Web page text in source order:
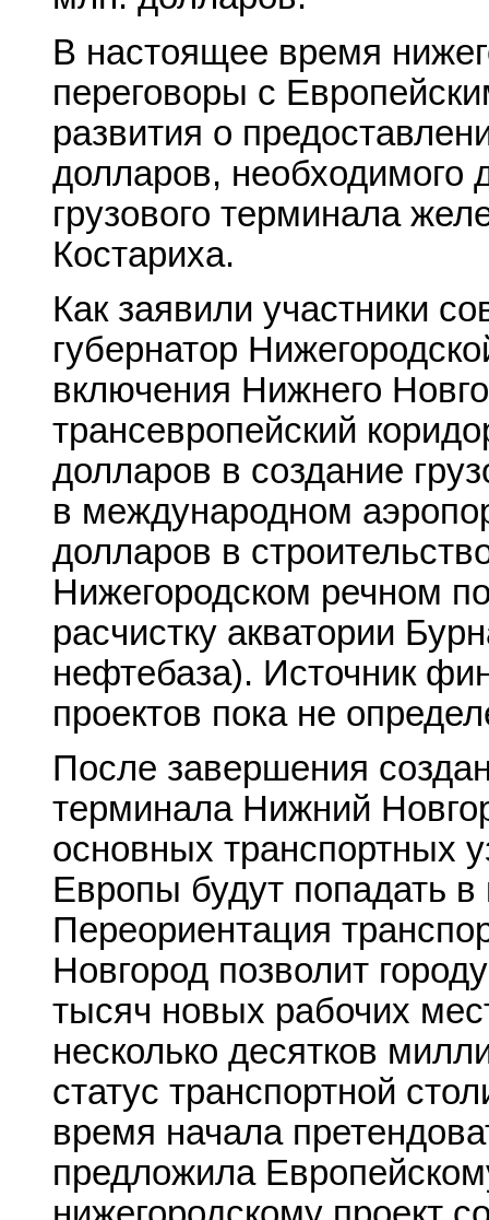
В настоящее время
переговоры с
развития о
долларов, необходимого
грузового терминала
Костариха.
Как заявили участники
губернатор
включения Нижнего
трансевропейский
долларов в создание
в международном
долларов в
Нижегородском речном
расчистку акватории
нефтебаза). Источник
проектов пока не
После завершения
терминала Нижний
основных транспортных
Европы будут попадать в
Переориентация
Новгород позволит
тысяч новых рабочих
несколько десятков
статус транспортной
время начала
предложила